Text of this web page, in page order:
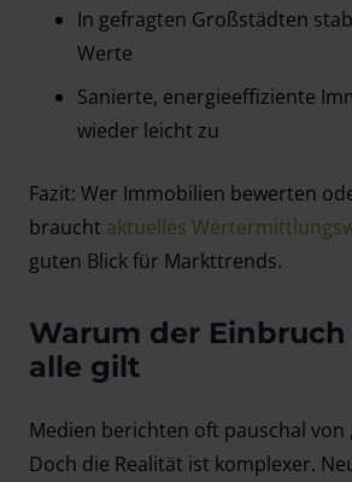
In gefragten Großstädten
Werte
Sanierte, energieeffiziente
wieder leicht zu
Fazit: Wer Immobilien bewerten
braucht aktuelles
guten Blick für Markttrends.
Warum der
alle gilt
Medien berichten oft pauschal von
Doch die Realität ist komplexer.